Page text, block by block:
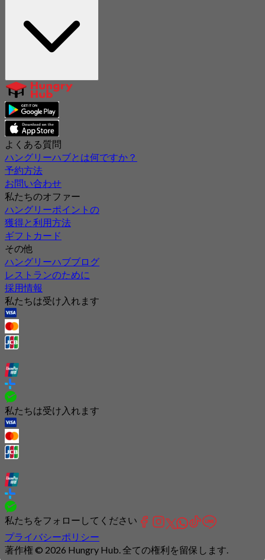
よくある質問
ハングリーハブとは何ですか？
予約方法
お問い合わせ
私たちのオファー
ハングリーポイントの
獲得と利用方法
ギフトカード
その他
ハングリーハブブログ
レストランのために
採用情報
私たちは受け入れます
私たちは受け入れます
私たちをフォローしてください
プライバシーポリシー
著作権 © 2026 Hungry Hub. 全ての権利を留保します.